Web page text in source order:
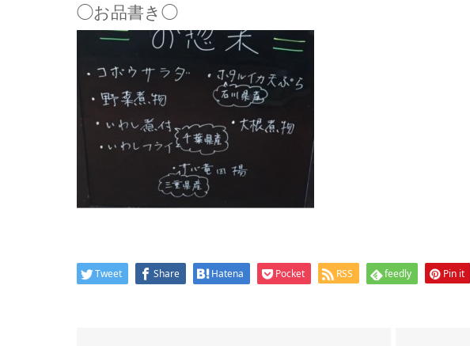
◯お品書き◯
Tweet Share Hatena Pocket RSS feedly Pin it